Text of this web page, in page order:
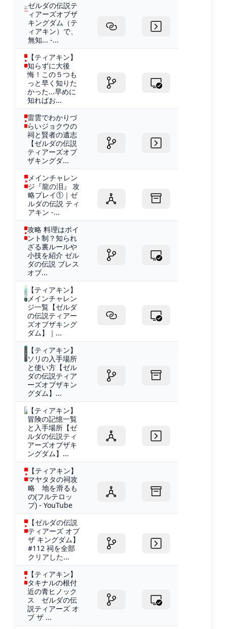
ゼルダの伝説テ
ィアーズオブザ
キングダム（テ
ィアキン）で、
無知... -...
【ティアキン】
知らずに大後
悔！この５つも
っと早く知りた
かった...早めに
知ればお...
雷雲でわかりづ
らいジョクウの
祠と賢者の遺志
【ゼルダの伝説
ティアーズオブ
ザキングダ...
メインチャレン
ジ『龍の泪』 攻
略プレイ①｜ゼ
ルダの伝説 ティ
アキン -...
攻略 料理はポイ
ント制？知られ
ざる裏ルールや
小技を紹介 ゼル
ダの伝説 ブレス
オブ...
【ティアキン】
メインチャレン
ジ一覧【ゼルダ
の伝説ティアー
ズオブザキング
ダム】｜...
【ティアキン】
ソリの入手場所
と使い方【ゼル
ダの伝説ティア
ーズオブザキン
グダム】...
【ティアキン】
冒険の記憶一覧
と入手場所【ゼ
ルダの伝説ティ
アーズオブザキ
ングダム】...
【ティアキン】
マヤタタの祠攻
略 地を滑るも
の(フルテロッ
プ) - YouTube
【ゼルダの伝説
ティアーズ オブ
ザ キングダム】
#112 祠を全部
クリアした...
【ティアキン】
タキナルの根付
近の青ヒノック
ス ゼルダの伝
説ティアーズ オ
ブ ザ ...